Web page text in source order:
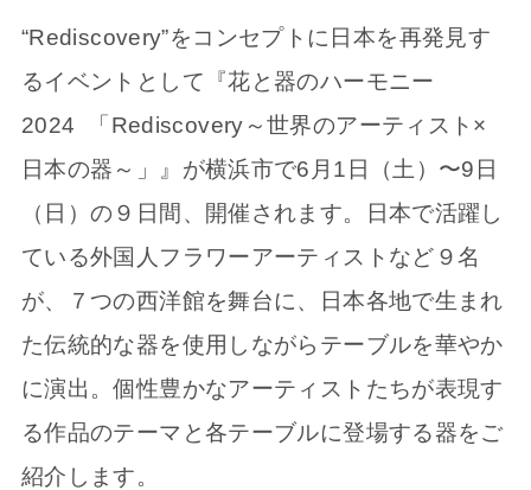
“Rediscovery”をコンセプトに日本を再発見す
るイベントとして『花と器のハーモニー
2024 「Rediscovery～世界のアーティスト×
日本の器～」』が横浜市で6月1日（土）〜9日
（日）の９日間、開催されます。日本で活躍し
ている外国人フラワーアーティストなど９名
が、７つの西洋館を舞台に、日本各地で生まれ
た伝統的な器を使用しながらテーブルを華やか
に演出。個性豊かなアーティストたちが表現す
る作品のテーマと各テーブルに登場する器をご
紹介します。